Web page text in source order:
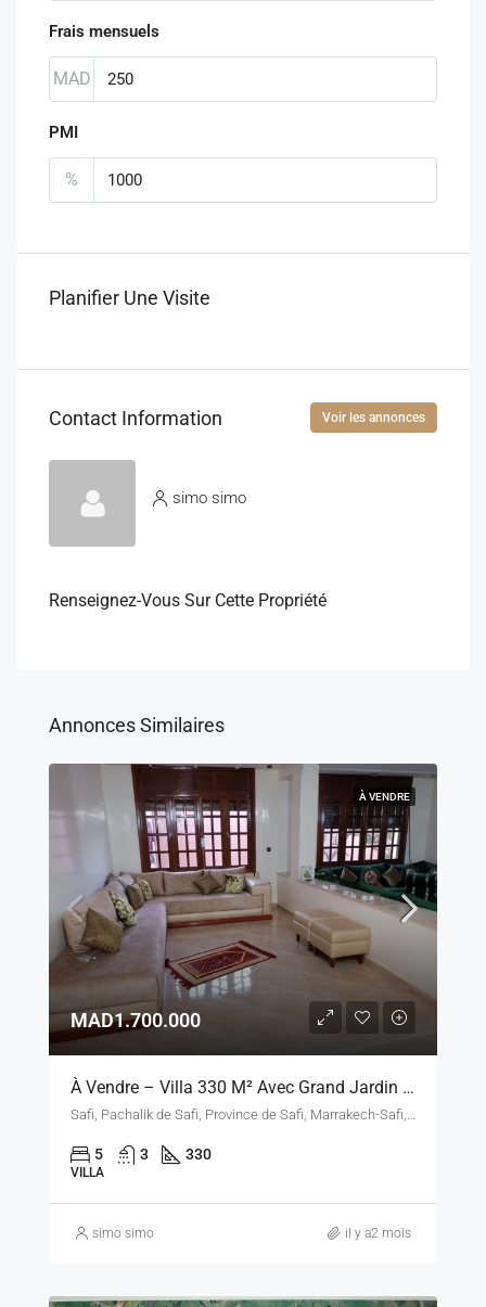
Frais mensuels
MAD
PMI
%
Planifier Une Visite
Contact Information Voir les annonces
simo simo
Renseignez-Vous Sur Cette Propriété
Annonces Similaires
À VENDRE
MAD1.700.000
À Vendre – Villa 330 M² Avec Grand Jardin À Safi
5 3 330
VILLA
simo simo il y a2 mois